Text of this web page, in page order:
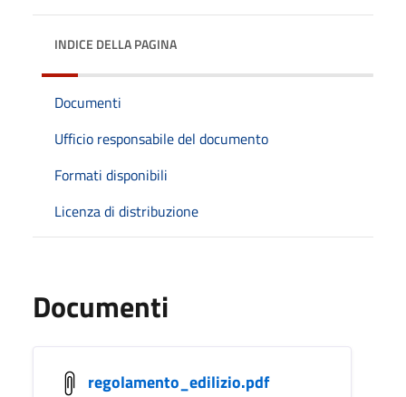
INDICE DELLA PAGINA
Documenti
Ufficio responsabile del documento
Formati disponibili
Licenza di distribuzione
Documenti
regolamento_edilizio.pdf